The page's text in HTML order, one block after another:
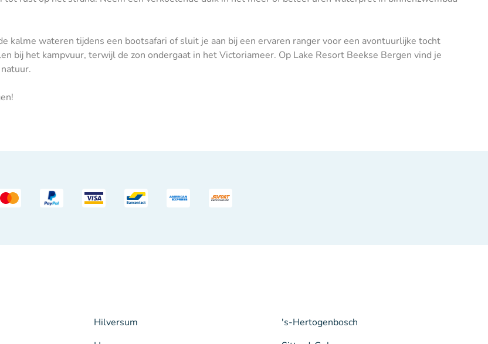
kalme wateren tijdens een bootsafari of sluit je aan bij een ervaren ranger voor een avontuurlijke tocht
bij het kampvuur, terwijl de zon ondergaat in het Victoriameer. Op Lake Resort Beekse Bergen vind je
Hilversum
's-Hertogenbosch